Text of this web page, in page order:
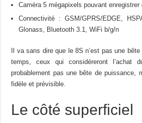
Caméra 5 mégapixels pouvant
Connectivité : GSM/GPRS/EDGE,
Glonass, Bluetooth 3.1, WiFi b/g/n
Il va sans dire que le 8S n’est pas une
temps, ceux qui considéreront l’achat
probablement pas une bête de puissance,
fidèle et prévisible.
Le côté superficiel